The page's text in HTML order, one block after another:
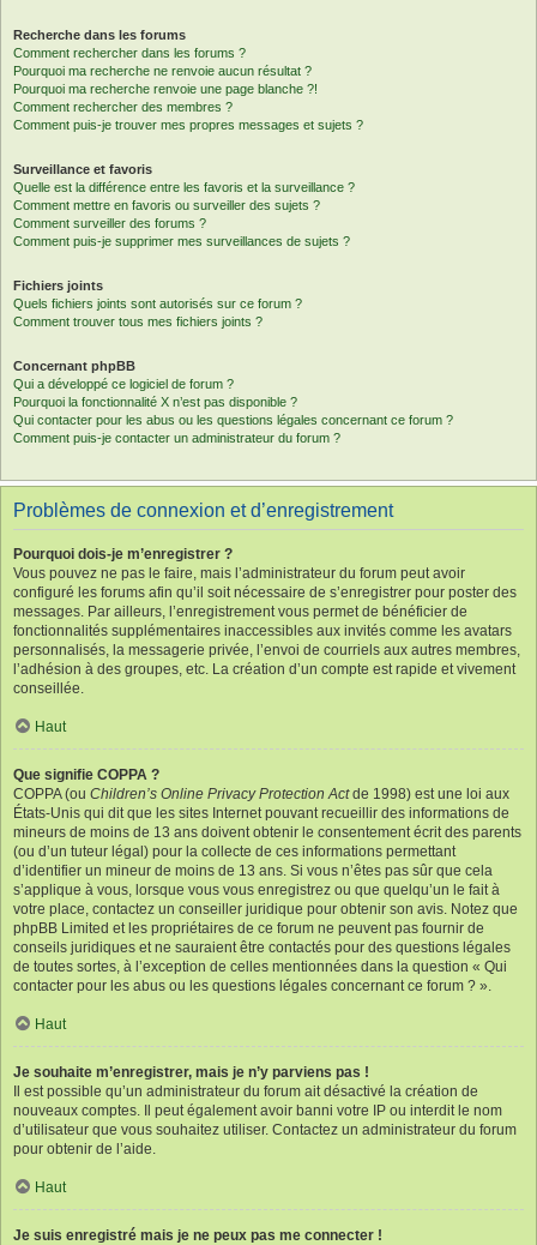
Recherche dans les forums
Comment rechercher dans les forums ?
Pourquoi ma recherche ne renvoie aucun résultat ?
Pourquoi ma recherche renvoie une page blanche ?!
Comment rechercher des membres ?
Comment puis-je trouver mes propres messages et sujets ?
Surveillance et favoris
Quelle est la différence entre les favoris et la surveillance ?
Comment mettre en favoris ou surveiller des sujets ?
Comment surveiller des forums ?
Comment puis-je supprimer mes surveillances de sujets ?
Fichiers joints
Quels fichiers joints sont autorisés sur ce forum ?
Comment trouver tous mes fichiers joints ?
Concernant phpBB
Qui a développé ce logiciel de forum ?
Pourquoi la fonctionnalité X n’est pas disponible ?
Qui contacter pour les abus ou les questions légales concernant ce forum ?
Comment puis-je contacter un administrateur du forum ?
Problèmes de connexion et d’enregistrement
Pourquoi dois-je m’enregistrer ?
Vous pouvez ne pas le faire, mais l’administrateur du forum peut avoir
configuré les forums afin qu’il soit nécessaire de s’enregistrer pour poster des
messages. Par ailleurs, l’enregistrement vous permet de bénéficier de
fonctionnalités supplémentaires inaccessibles aux invités comme les avatars
personnalisés, la messagerie privée, l’envoi de courriels aux autres membres,
l’adhésion à des groupes, etc. La création d’un compte est rapide et vivement
conseillée.
Haut
Que signifie COPPA ?
COPPA (ou Children’s Online Privacy Protection Actde 1998) est une loi aux
États-Unis qui dit que les sites Internet pouvant recueillir des informations de
mineurs de moins de 13 ans doivent obtenir le consentement écrit des parents
(ou d’un tuteur légal) pour la collecte de ces informations permettant
d’identifier un mineur de moins de 13 ans. Si vous n’êtes pas sûr que cela
s’applique à vous, lorsque vous vous enregistrez ou que quelqu’un le fait à
votre place, contactez un conseiller juridique pour obtenir son avis. Notez que
phpBB Limited et les propriétaires de ce forum ne peuvent pas fournir de
conseils juridiques et ne sauraient être contactés pour des questions légales
de toutes sortes, à l’exception de celles mentionnées dans la question « Qui
contacter pour les abus ou les questions légales concernant ce forum ? ».
Haut
Je souhaite m’enregistrer, mais je n’y parviens pas !
Il est possible qu’un administrateur du forum ait désactivé la création de
nouveaux comptes. Il peut également avoir banni votre IP ou interdit le nom
d’utilisateur que vous souhaitez utiliser. Contactez un administrateur du forum
pour obtenir de l’aide.
Haut
Je suis enregistré mais je ne peux pas me connecter !